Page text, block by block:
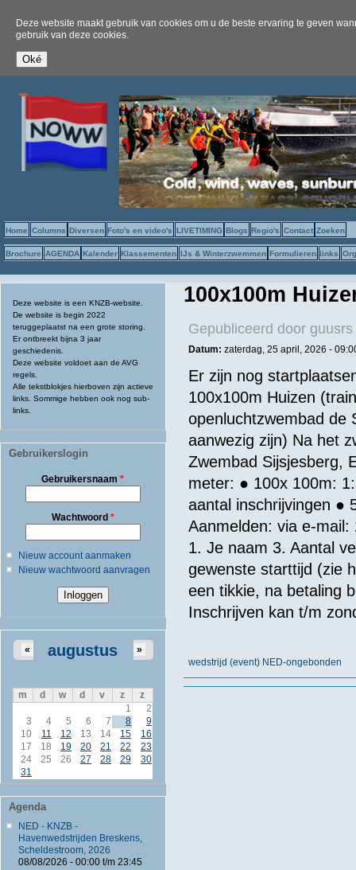
Deze website maakt gebruik van cookies om u de beste ervaring te geven
gebruik van deze cookies.
Home Columns Diversen Foto's en video's LIVETIMING Blogs Regio's Contact Zoeken
Brochure AGENDA Kalender Klassementen IJs & Winterzwemmen Formulieren links
Deze website is een KNZB-website.
De website is begin 2022
teruggeplaatst na een grote storing.
Er ontbreekt bijna 3 jaar
geschiedenis.
Deze website voldoet aan de AVG
regels.
Alle tekstblokjes hierboven zijn actieve
links. Sommige hebben ook nog sub-
links.
Gebruikerslogin
Gebruikersnaam*
Wachtwoord *
Nieuw account aanmaken
Nieuw wachtwoord aanvragen
augustus
« »
m d w d v z
z
1
2
3
4 5 6 7 8
9
10
11 12 13 14 15
16
17
18 19 20 21 22
23
24
25 26 27 28 29
30
31
Agenda
NED - KNZB -
Havenwedstrijden Breskens,
Scheldestroom, 2026
08/08/2026 - 00:00t/m 23:45
100x100m
Gepubliceerd door guusrs
Datum: zaterdag, 25 april, 2026 -
Er zijn nog
100x100m Huizen
openluchtzwembad de
aanwezig zijn) Na het
Zwembad Sijsjesberg,
meter: ● 100x 100m:
aantal inschrijvingen ●
Aanmelden: via e-mail:
1. Je naam 3. Aantal
gewenste starttijd (zie
een tikkie, na betaling
Inschrijven kan t/m
wedstrijd (event) NED-ongebonden